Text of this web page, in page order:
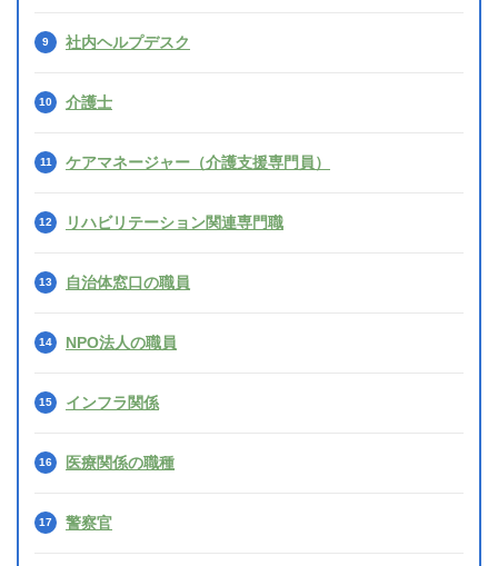
社内ヘルプデスク
介護士
ケアマネージャー（介護支援専門員）
リハビリテーション関連専門職
自治体窓口の職員
NPO法人の職員
インフラ関係
医療関係の職種
警察官